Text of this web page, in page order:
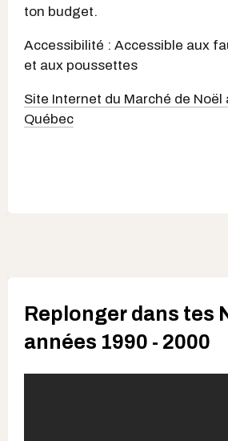
ton budget.
Accessibilité : Accessible aux
et aux poussettes
Site Internet du Marché de Noël
Québec
Replonger dans tes
années 1990 - 2000